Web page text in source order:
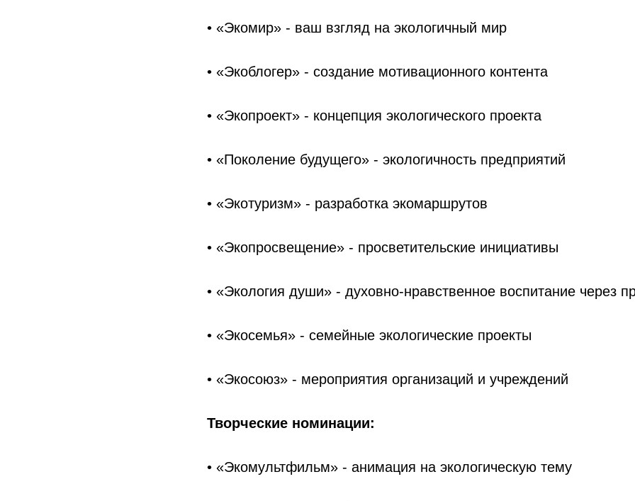
• «Экомир» - ваш взгляд на экологичный мир
• «Экоблогер» - создание мотивационного контента
• «Экопроект» - концепция экологического проекта
• «Поколение будущего» - экологичность предприятий
• «Экотуризм» - разработка экомаршрутов
• «Экопросвещение» - просветительские инициативы
• «Экология души» - духовно-нравственное воспитание через
• «Экосемья» - семейные экологические проекты
• «Экосоюз» - мероприятия организаций и учреждений
Творческие номинации:
• «Экомультфильм» - анимация на экологическую тему